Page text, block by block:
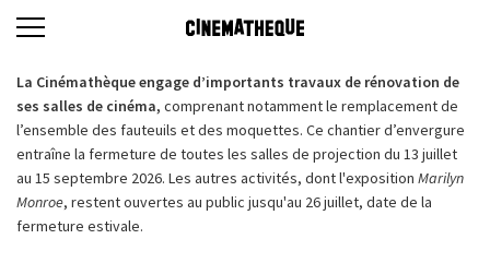
La Cinémathèque engage d’importants travaux de rénovation de
ses salles de cinéma, comprenant notamment le remplacement de
l’ensemble des fauteuils et des moquettes. Ce chantier d’envergure
entraîne la fermeture de toutes les salles de projection du 13 juillet
au 15 septembre 2026. Les autres activités, dont l'exposition Marilyn
Monroe, restent ouvertes au public jusqu'au 26 juillet, date de la
fermeture estivale.